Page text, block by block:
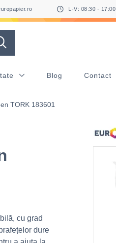
L-V: 08:30 - 17:00
Blog Contact
TORK 183601
cu grad
dure